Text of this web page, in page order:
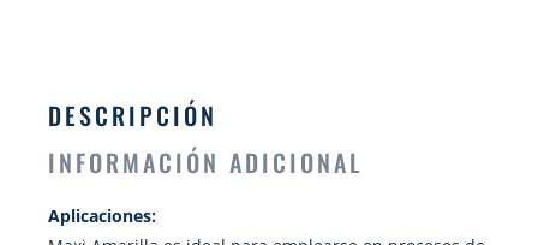
DESCRIPCIÓN
INFORMACIÓN ADICIONAL
Aplicaciones: